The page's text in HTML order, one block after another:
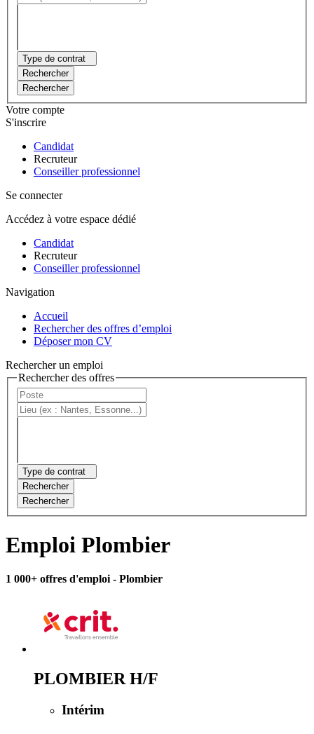
Type de contrat
Rechercher
Rechercher
Votre compte
S'inscrire
Candidat
Recruteur
Conseiller professionnel
Se connecter
Accédez à votre espace dédié
Candidat
Recruteur
Conseiller professionnel
Navigation
Accueil
Rechercher des offres d’emploi
Déposer mon CV
Rechercher un emploi
Rechercher des offres
Type de contrat
Rechercher
Rechercher
Emploi Plombier
1 000+ offres d'emploi - Plombier
PLOMBIER H/F
Intérim